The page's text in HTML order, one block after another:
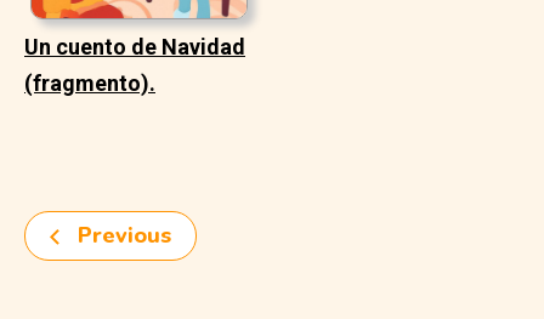
Un cuento de Navidad
(fragmento).
Previous